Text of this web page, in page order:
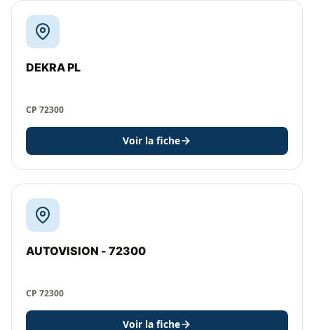
DEKRA PL
CP 72300
Voir la fiche
AUTOVISION - 72300
CP 72300
Voir la fiche